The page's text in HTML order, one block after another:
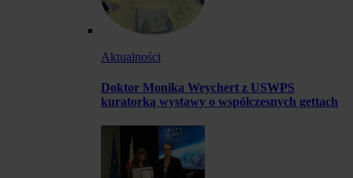
Aktualności
Doktor Monika Weychert z USWPS
kuratorką wystawy o współczesnych gettach